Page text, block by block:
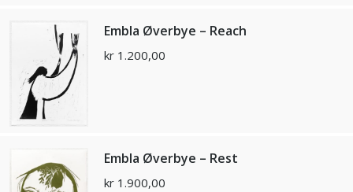
Embla Øverbye – Reach
kr 1.200,00
Embla Øverbye – Rest
kr 1.900,00